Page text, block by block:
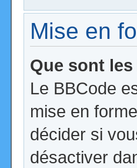
Mise en
Que sont
Le BBCode
mise en
décider si
désactiver